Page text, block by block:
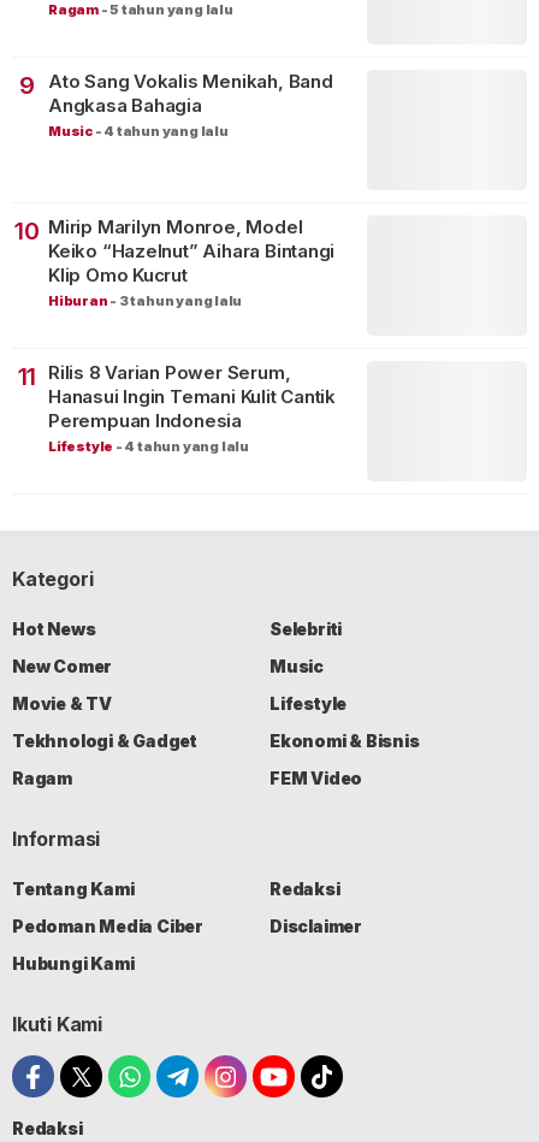
Ragam -5 tahun yang lalu
9
Ato Sang Vokalis Menikah, Band
Angkasa Bahagia
Music - 4 tahun yang lalu
10 Mirip Marilyn Monroe, Model
Keiko “Hazelnut” Aihara Bintangi
Klip Omo Kucrut
Hiburan - 3 tahun yang lalu
11
Rilis 8 Varian Power Serum,
Hanasui Ingin Temani Kulit Cantik
Perempuan Indonesia
Lifestyle - 4 tahun yang lalu
Kategori
Hot News
Selebriti
New Comer
Music
Movie & TV
Lifestyle
Tekhnologi & Gadget
Ekonomi & Bisnis
Ragam
FEM Video
Informasi
Tentang Kami
Redaksi
Pedoman Media Ciber
Disclaimer
Hubungi Kami
Ikuti Kami
Redaksi